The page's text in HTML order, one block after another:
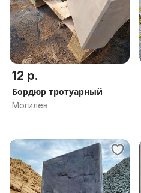
12 р.
Бордюр тротуарный
Могилев